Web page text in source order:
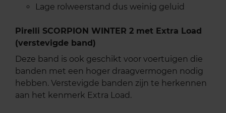
Lage rolweerstand dus weinig geluid
Pirelli SCORPION WINTER 2 met Extra Load
(verstevigde band)
Deze band is ook geschikt voor voertuigen die
banden met een hoger draagvermogen nodig
hebben. Verstevigde banden zijn te herkennen
aan het kenmerk Extra Load.